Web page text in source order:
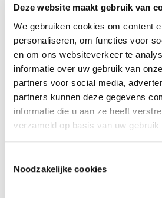
Deze website maakt gebruik van
We gebruiken cookies om content
personaliseren, om functies voor
en om ons websiteverkeer te
informatie over uw gebruik van
partners voor social media,
partners kunnen deze gegevens
informatie die u aan ze heeft
verzameld op basis van uw
Noodzakelijke cookies
+ Aan Google Kalender